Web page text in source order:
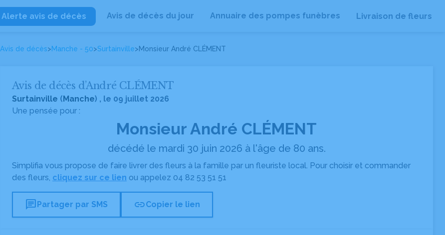
Alerte avis de décès Avis de décès du jour Annuaire des pompes funèbres Livraison de fleurs
Avis de décès>Manche - 50>Surtainville>Monsieur André CLÉMENT
Avis de décès d’André CLÉMENT
Surtainville (Manche) , le 09 juillet 2026
Une pensée pour :
Monsieur André CLÉMENT
décédé le mardi 30 juin 2026 à l'âge de 80 ans.
Simplifia vous propose de faire livrer des fleurs à la famille par un fleuriste local. Pour choisir et commander
des fleurs, cliquez sur ce lien ou appelez 04 82 53 51 51
chatPartager par SMS linkCopier le lien